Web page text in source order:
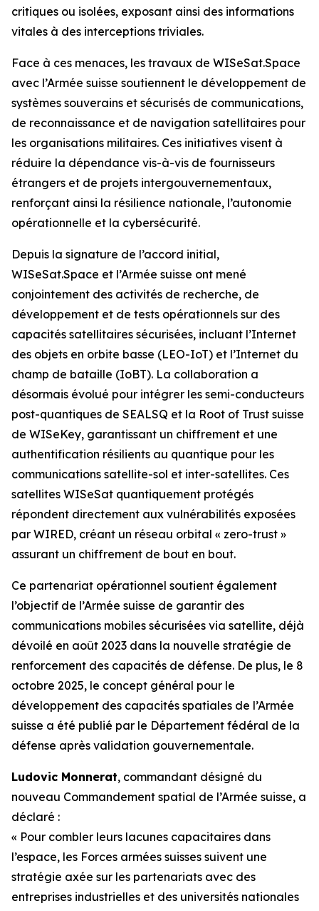
critiques ou isolées, exposant ainsi des informations
vitales à des interceptions triviales.
Face à ces menaces, les travaux de WISeSat.Space
avec l’Armée suisse soutiennent le développement de
systèmes souverains et sécurisés de communications,
de reconnaissance et de navigation satellitaires pour
les organisations militaires. Ces initiatives visent à
réduire la dépendance vis-à-vis de fournisseurs
étrangers et de projets intergouvernementaux,
renforçant ainsi la résilience nationale, l’autonomie
opérationnelle et la cybersécurité.
Depuis la signature de l’accord initial,
WISeSat.Space et l’Armée suisse ont mené
conjointement des activités de recherche, de
développement et de tests opérationnels sur des
capacités satellitaires sécurisées, incluant l’Internet
des objets en orbite basse (LEO-IoT) et l’Internet du
champ de bataille (IoBT). La collaboration a
désormais évolué pour intégrer les semi-conducteurs
post-quantiques de SEALSQ et la Root of Trust suisse
de WISeKey, garantissant un chiffrement et une
authentification résilients au quantique pour les
communications satellite-sol et inter-satellites. Ces
satellites WISeSat quantiquement protégés
répondent directement aux vulnérabilités exposées
par WIRED, créant un réseau orbital « zero-trust »
assurant un chiffrement de bout en bout.
Ce partenariat opérationnel soutient également
l’objectif de l’Armée suisse de garantir des
communications mobiles sécurisées via satellite, déjà
dévoilé en août 2023 dans la nouvelle stratégie de
renforcement des capacités de défense. De plus, le 8
octobre 2025, le concept général pour le
développement des capacités spatiales de l’Armée
suisse a été publié par le Département fédéral de la
défense après validation gouvernementale.
Ludovic Monnerat, commandant désigné du
nouveau Commandement spatial de l’Armée suisse, a
déclaré :
« Pour combler leurs lacunes capacitaires dans
l’espace, les Forces armées suisses suivent une
stratégie axée sur les partenariats avec des
entreprises industrielles et des universités nationales